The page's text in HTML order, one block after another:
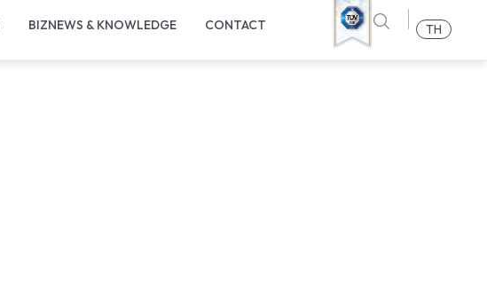
BIZNEWS & KNOWLEDGE CONTACT TH